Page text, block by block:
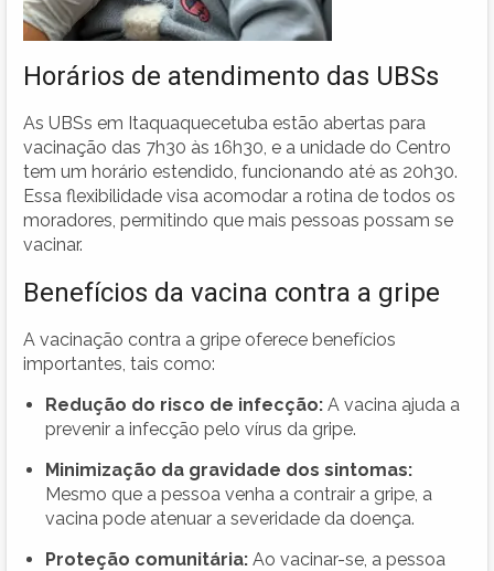
Horários de atendimento das UBSs
As UBSs em Itaquaquecetuba estão abertas para
vacinação das 7h30 às 16h30, e a unidade do Centro
tem um horário estendido, funcionando até as 20h30.
Essa flexibilidade visa acomodar a rotina de todos os
moradores, permitindo que mais pessoas possam se
vacinar.
Benefícios da vacina contra a gripe
A vacinação contra a gripe oferece benefícios
importantes, tais como:
Redução do risco de infecção: A vacina ajuda a
prevenir a infecção pelo vírus da gripe.
Minimização da gravidade dos sintomas:
Mesmo que a pessoa venha a contrair a gripe, a
vacina pode atenuar a severidade da doença.
Proteção comunitária: Ao vacinar-se, a pessoa